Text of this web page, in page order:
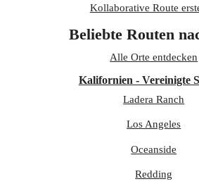
Kollaborative Route
Beliebte Routen
Alle Orte entdecken
Kalifornien - Vereinigte
Ladera Ranch
Los Angeles
Oceanside
Redding